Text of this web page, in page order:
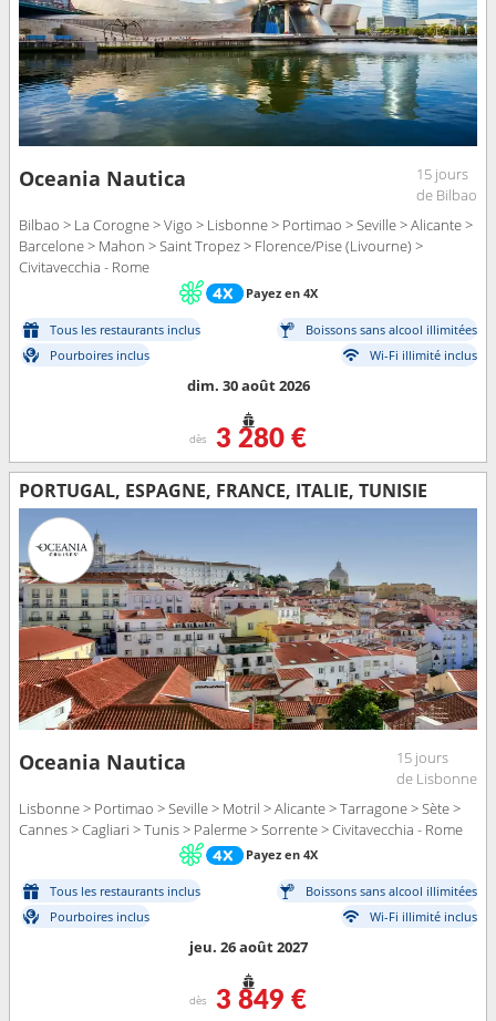
Oceania Nautica
15 jours
de Bilbao
Bilbao > La Corogne > Vigo > Lisbonne > Portimao > Seville > Alicante >
Barcelone > Mahon > Saint Tropez > Florence/Pise (Livourne) >
Civitavecchia - Rome
Payez en 4X
Tous les restaurants inclus
Boissons sans alcool illimitées
Pourboires inclus
Wi-Fi illimité inclus
dim. 30 août 2026
dès 3 280 €
PORTUGAL, ESPAGNE, FRANCE, ITALIE, TUNISIE
Oceania Nautica
15 jours
de Lisbonne
Lisbonne > Portimao > Seville > Motril > Alicante > Tarragone > Sète >
Cannes > Cagliari > Tunis > Palerme > Sorrente > Civitavecchia - Rome
Payez en 4X
Tous les restaurants inclus
Boissons sans alcool illimitées
Pourboires inclus
Wi-Fi illimité inclus
jeu. 26 août 2027
dès 3 849 €